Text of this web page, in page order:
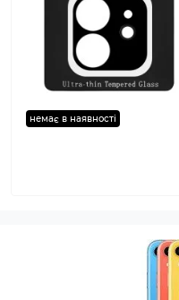
немає в наявності